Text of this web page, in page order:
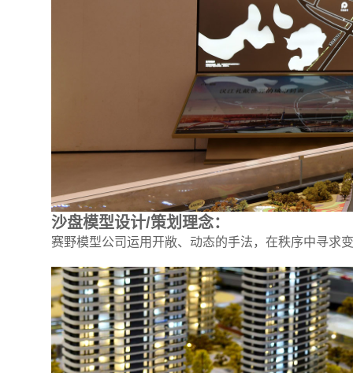
沙盘模型设计/策划理念：
赛野模型公司运用开敞、动态的手法，在秩序中寻求